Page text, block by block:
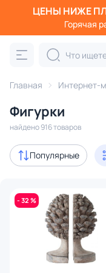
ЦЕНЫ НИЖЕ
Горячая
Главная Интернет-
Фигурки
найдено 916 товаров
Популярные
- 32 %
Категория: Фигурки
статуэтки
Акции 109
с 3D-моделями
Доставка